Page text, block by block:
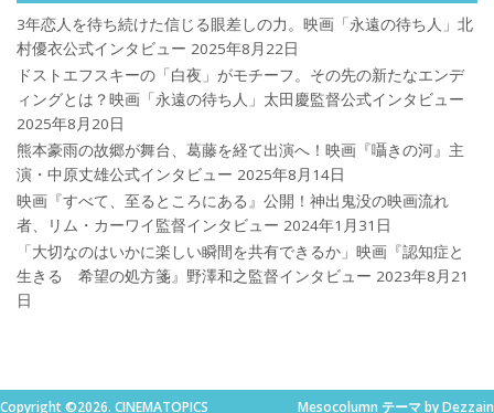
3年恋人を待ち続けた信じる眼差しの力。映画「永遠の待ち人」北
村優衣公式インタビュー 2025年8月22日
ドストエフスキーの「白夜」がモチーフ。その先の新たなエンデ
ィングとは？映画「永遠の待ち人」太田慶監督公式インタビュー
2025年8月20日
熊本豪雨の故郷が舞台、葛藤を経て出演へ！映画『囁きの河』主
演・中原丈雄公式インタビュー 2025年8月14日
映画『すべて、至るところにある』公開！神出鬼没の映画流れ
者、リム・カーワイ監督インタビュー 2024年1月31日
「大切なのはいかに楽しい瞬間を共有できるか」映画『認知症と
生きる 希望の処方箋』野澤和之監督インタビュー 2023年8月21
日
Copyright ©2026. CINEMATOPICS Mesocolumn テーマ by Dezzain